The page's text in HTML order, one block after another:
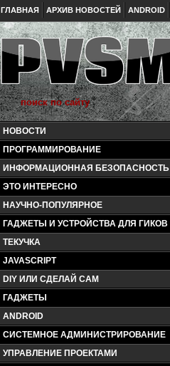
ГЛАВНАЯ АРХИВ НОВОСТЕЙ ANDROID
НОВОСТИ
ПРОГРАММИРОВАНИЕ
ИНФОРМАЦИОННАЯ БЕЗОПАСНОСТЬ
ЭТО ИНТЕРЕСНО
НАУЧНО-ПОПУЛЯРНОЕ
ГАДЖЕТЫ И УСТРОЙСТВА ДЛЯ ГИКОВ
ТЕКУЧКА
JAVASCRIPT
DIY ИЛИ СДЕЛАЙ САМ
ГАДЖЕТЫ
ANDROID
СИСТЕМНОЕ АДМИНИСТРИРОВАНИЕ
УПРАВЛЕНИЕ ПРОЕКТАМИ